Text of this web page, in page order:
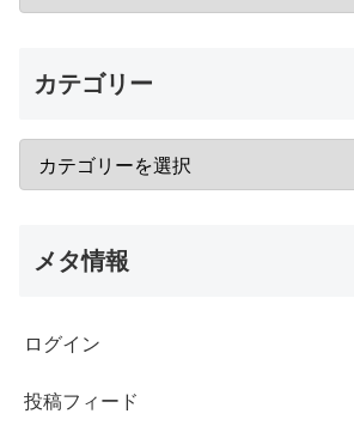
カテゴリー
メタ情報
ログイン
投稿フィード